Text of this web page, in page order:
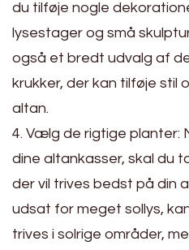
du tilføje nogle
lysestager og små
også et bredt udvalg af
krukker, der kan tilføje stil
altan.
4. Vælg de rigtige planter:
dine altankasser, skal du
der vil trives bedst på din
udsat for meget sollys,
trives i solrige områder,